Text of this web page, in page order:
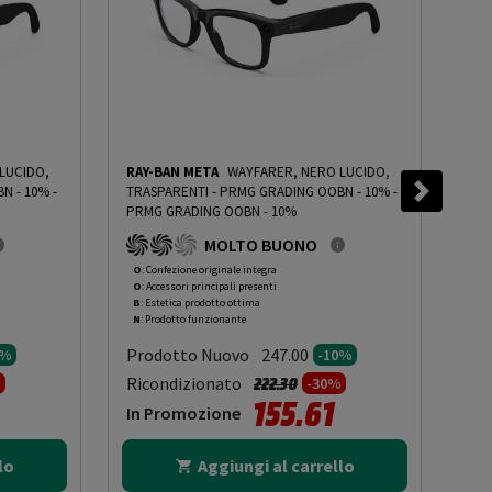
- 10%-
da
RAY-BAN META WAYFARER, NERO LUCIDO,
TRASPARENTI - PRMG GRADING OOBN - 10%-
PRMG GRADING OOBN - 10%
MOLTO BUONO
O: Confezione originale integra
O: Accessori principali presenti
B: Estetica prodotto ottima
N: Prodotto funzionante
Prodotto Nuovo 247.00 -10%
Ricondizionato Prezzo ridotto da
222.30a-30%
In Promozione 155.61
Aggiungi al carrello